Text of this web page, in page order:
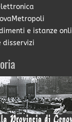
e istanze
disservizi